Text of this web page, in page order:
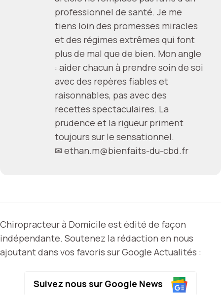
professionnel de santé. Je me
tiens loin des promesses miracles
et des régimes extrêmes qui font
plus de mal que de bien. Mon angle
: aider chacun à prendre soin de soi
avec des repères fiables et
raisonnables, pas avec des
recettes spectaculaires. La
prudence et la rigueur priment
toujours sur le sensationnel.
✉ ethan.m@bienfaits-du-cbd.fr
Chiropracteur à Domicile est édité de façon
indépendante. Soutenez la rédaction en nous
ajoutant dans vos favoris sur Google Actualités :
Suivez nous sur Google News